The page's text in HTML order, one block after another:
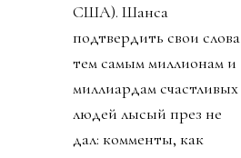
США). Шанса
подтвердить свои слова
тем самым миллионам и
миллиардам счастливых
людей лысый през не
дал: комменты, как